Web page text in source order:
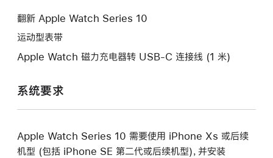
窗
翻新 Apple Watch Series 10
运动型表带
Apple Watch 磁力充电器转 USB-C 连接线 (1 米)
系统要求
Apple Watch Series 10 需要使用 iPhone Xs 或后续
机型 (包括 iPhone SE 第二代或后续机型)，并安装